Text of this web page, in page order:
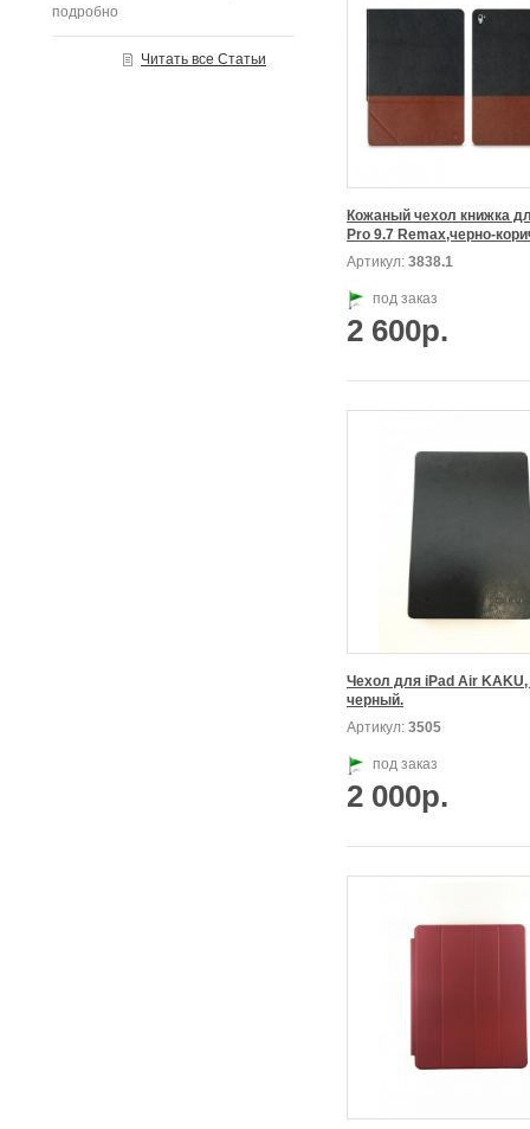
подробно
Читать все Статьи
Кожаный чехол книжка
Pro 9.7 Remax,черно-
Артикул: 3838.1
под заказ
2 600р.
Чехол для iPad Air KAKU,
черный.
Артикул: 3505
под заказ
2 000р.